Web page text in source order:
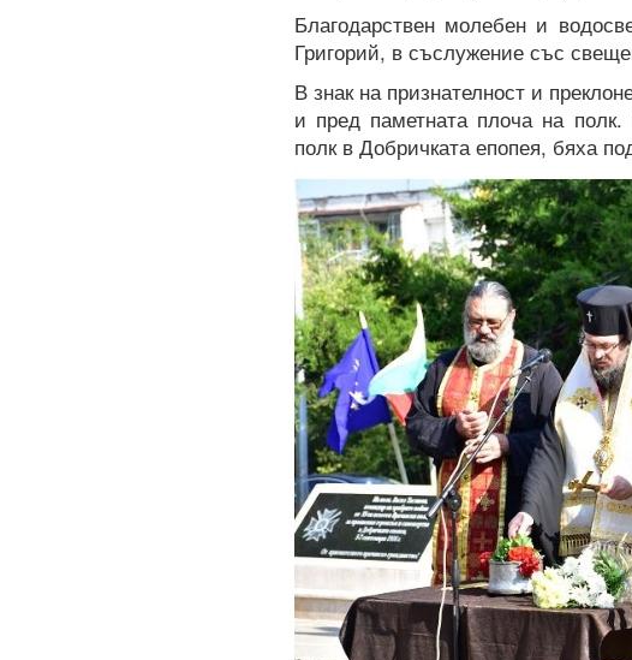
Благодарствен молебен и
Григорий, в съслужение със
В знак на признателност и
и пред паметната плоча на
полк в Добричката епопея, бяха